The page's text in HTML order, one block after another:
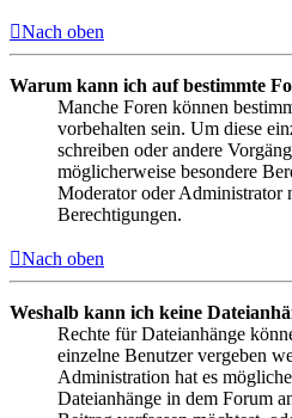
Nach oben
Warum kann ich auf bestimmte
Manche Foren können
vorbehalten sein. Um diese
schreiben oder andere
möglicherweise besondere
Moderator oder Administrator
Berechtigungen.
Nach oben
Weshalb kann ich keine
Rechte für Dateianhänge
einzelne Benutzer vergeben
Administration hat es
Dateianhänge in dem Forum